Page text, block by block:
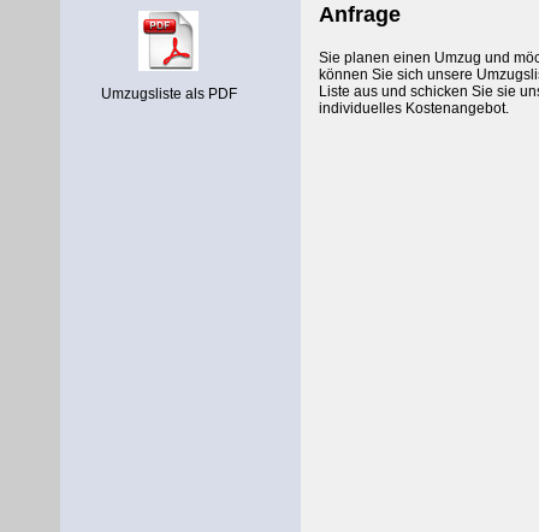
Umzugsliste als PDF
Anfrage
Sie planen einen Umzug und
können Sie sich unsere
Liste aus und schicken Sie sie
individuelles Kostenangebot.